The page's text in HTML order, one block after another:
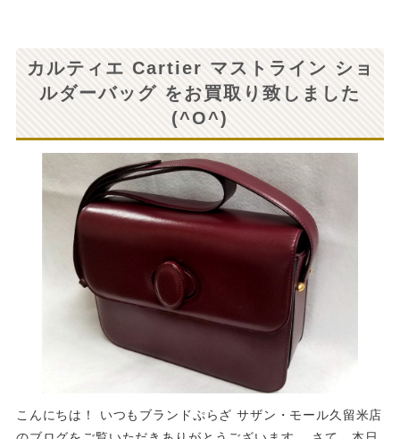
カルティエ Cartier マストライン ショ
ルダーバッグ をお買取り致しました
(^O^)
こんにちは！ いつもブランドぷらざ サザン・モール久留米店